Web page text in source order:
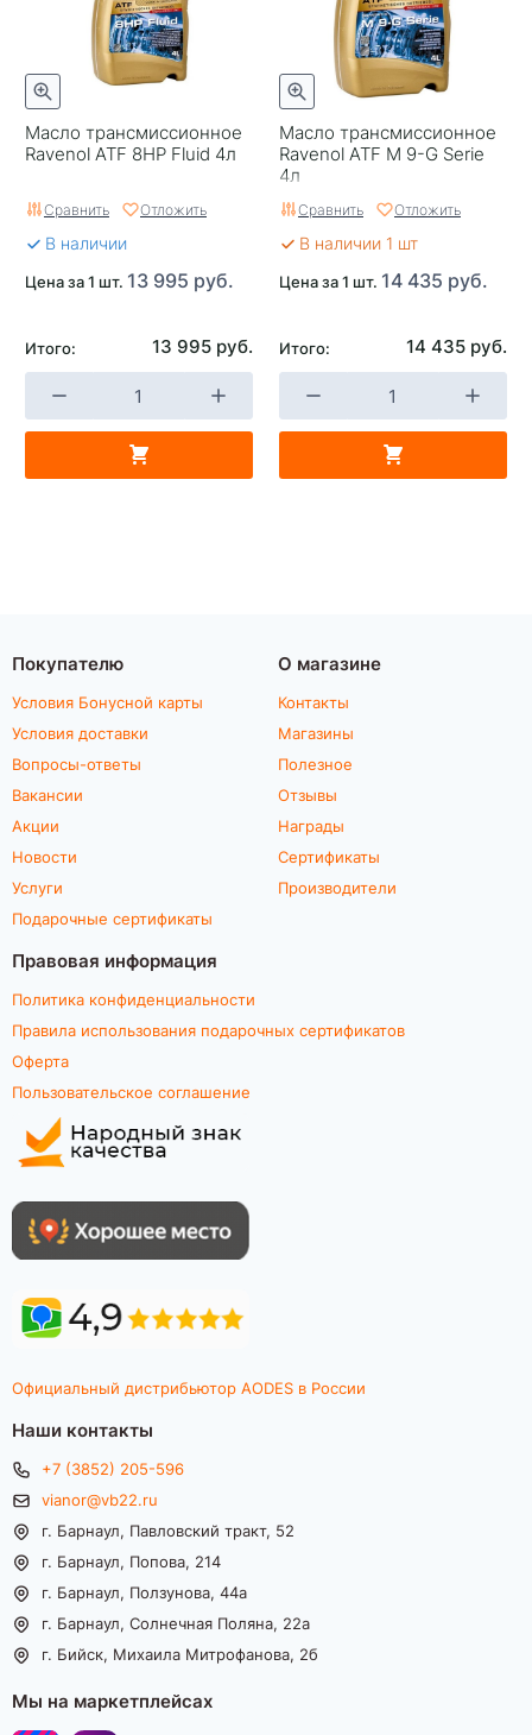
Масло трансмиссионное
Ravenol ATF 8HP Fluid 4л
Сравнить Отложить
В наличии
Цена за 1 шт. 13 995 руб.
Итого: 13 995 руб.
Масло трансмиссионное
Ravenol ATF M 9-G Serie
4л
Сравнить Отложить
В наличии 1 шт
Цена за 1 шт. 14 435 руб.
Итого: 14 435 руб.
Покупателю
Условия Бонусной карты
Условия доставки
Вопросы-ответы
Вакансии
Акции
Новости
Услуги
Подарочные сертификаты
О магазине
Контакты
Магазины
Полезное
Отзывы
Награды
Сертификаты
Производители
Правовая информация
Политика конфиденциальности
Правила использования подарочных сертификатов
Оферта
Пользовательское соглашение
Официальный дистрибьютор AODES в России
Наши контакты
+7 (3852) 205-596
vianor@vb22.ru
г. Барнаул, Павловский тракт, 52
г. Барнаул, Попова, 214
г. Барнаул, Ползунова, 44а
г. Барнаул, Солнечная Поляна, 22а
г. Бийск, Михаила Митрофанова, 2б
Мы на маркетплейсах